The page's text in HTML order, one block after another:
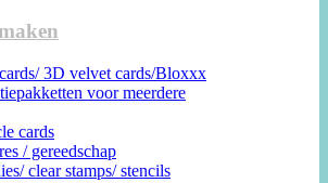
3D velvet cards/Bloxxx
voor meerdere
cards
/ gereedschap
clear stamps/ stencils